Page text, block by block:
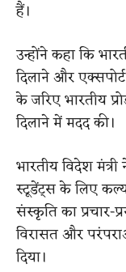
हैं।
उन्होंने कहा कि
दिलाने और
के जरिए भारतीय
दिलाने में मदद की।
भारतीय विदेश
स्टूडेंट्स के लिए
संस्कृति का प्रचार-
विरासत और
दिया।